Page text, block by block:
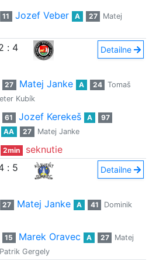
11 Jozef Veber A 27
Matej
: 4 Detailne
27 Matej Janke A 24
Tomaš
Kubík
61 Jozef Kerekeš A
97
AA 27 Matej Janke
2min
seknutie
: 5 Detailne
27 Matej Janke A 41
Dominik
15 Marek Oravec A 27
Matej
Patrik Gergely